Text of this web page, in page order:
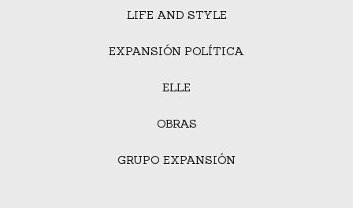
LIFE AND STYLE
EXPANSIÓN POLÍTICA
ELLE
OBRAS
GRUPO EXPANSIÓN